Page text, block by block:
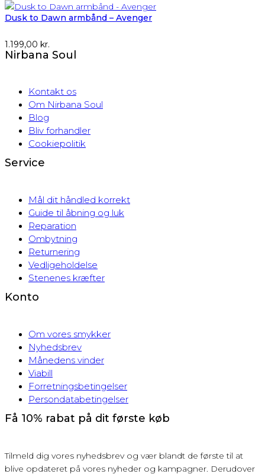
Dusk to Dawn armbånd – Avenger
1.199,00 kr.
Nirbana Soul
Kontakt os
Om Nirbana Soul
Blog
Bliv forhandler
Cookiepolitik
Service
Mål dit håndled korrekt
Guide til åbning og luk
Reparation
Ombytning
Returnering
Vedligeholdelse
Stenenes kræfter
Konto
Om vores smykker
Nyhedsbrev
Månedens vinder
Viabill
Forretningsbetingelser
Persondatabetingelser
Få 10% rabat på dit første køb
Tilmeld dig vores nyhedsbrev og vær blandt de første til at
blive opdateret på vores nyheder og kampagner. Derudover